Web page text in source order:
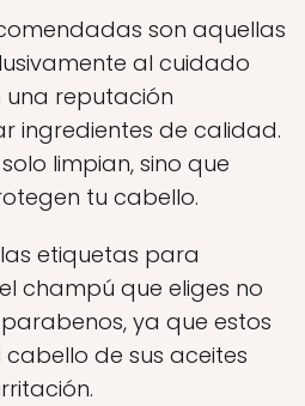
son aquellas
al cuidado
una reputación
ingredientes de calidad.
limpian, sino que
tu cabello.
etiquetas para
champú que eliges no
ya que estos
de sus aceites